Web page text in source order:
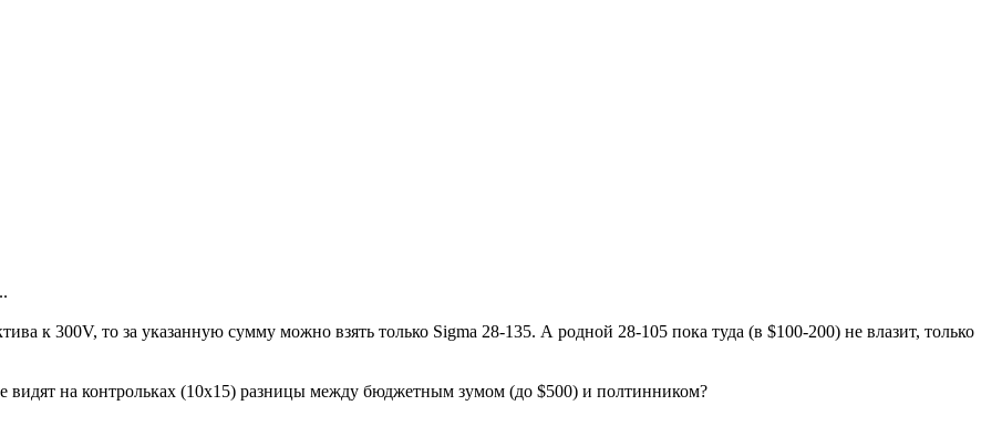
к 300V, то за указанную сумму можно взять только Sigma 28-135. А родной 28-105 пока туда (в $100-200) не влазит, только
видят на контрольках (10х15) разницы между бюджетным зумом (до $500) и полтинником?